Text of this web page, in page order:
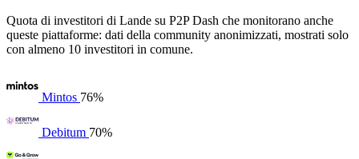
Quota di investitori di Lande su P2P Dash che monitorano anche
queste piattaforme: dati della community anonimizzati, mostrati solo
con almeno 10 investitori in comune.
Mintos 76%
Debitum 70%